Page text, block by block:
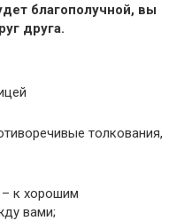
благополучной, вы
друга.
толкования,
– к хорошим
вами;